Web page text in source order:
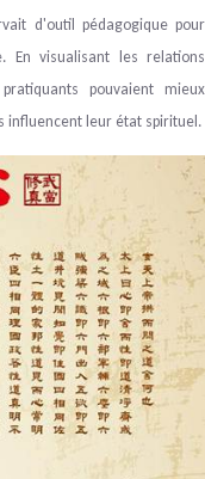
d'outil pédagogique pour
En visualisant les relations
pouvaient mieux
influencent leur état spirituel.